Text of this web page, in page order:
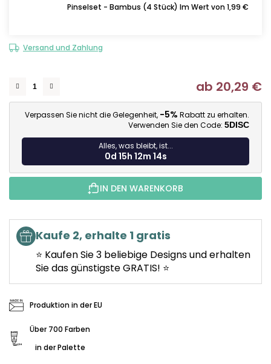
Pinselset - Bambus (4 Stück) Im Wert von 1,99 €
Versand und Zahlung
ab 20,29 €
Verpassen Sie nicht die Gelegenheit, -5% Rabatt zu erhalten.
Verwenden Sie den Code: 5DISC
Alles, was bleibt, ist...
0d 15h 12m 13s
IN DEN WARENKORB
Kaufe 2, erhalte 1 gratis
⭐ Kaufen Sie 3 beliebige Designs und erhalten
Sie das günstigste GRATIS! ⭐
Produktion in der EU
Über 700 Farben
in der Palette